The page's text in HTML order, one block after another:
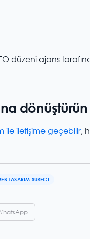
düzeni ajans
dönüştürün
ile iletişime geçebilir,
TASARIM SÜRECI